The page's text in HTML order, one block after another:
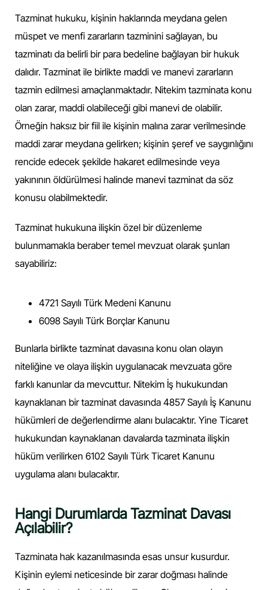
Tazminat hukuku, kişinin haklarında meydana gelen
müspet ve menfi zararların tazminini sağlayan, bu
tazminatı da belirli bir para bedeline bağlayan bir hukuk
dalıdır. Tazminat ile birlikte maddi ve manevi zararların
tazmin edilmesi amaçlanmaktadır. Nitekim tazminata konu
olan zarar, maddi olabileceği gibi manevi de olabilir.
Örneğin haksız bir fiil ile kişinin malına zarar verilmesinde
maddi zarar meydana gelirken; kişinin şeref ve saygınlığını
rencide edecek şekilde hakaret edilmesinde veya
yakınının öldürülmesi halinde manevi tazminat da söz
konusu olabilmektedir.
Tazminat hukukuna ilişkin özel bir düzenleme
bulunmamakla beraber temel mevzuat olarak şunları
sayabiliriz:
4721 Sayılı Türk Medeni Kanunu
6098 Sayılı Türk Borçlar Kanunu
Bunlarla birlikte tazminat davasına konu olan olayın
niteliğine ve olaya ilişkin uygulanacak mevzuata göre
farklı kanunlar da mevcuttur. Nitekim İş hukukundan
kaynaklanan bir tazminat davasında 4857 Sayılı İş Kanunu
hükümleri de değerlendirme alanı bulacaktır. Yine Ticaret
hukukundan kaynaklanan davalarda tazminata ilişkin
hüküm verilirken 6102 Sayılı Türk Ticaret Kanunu
uygulama alanı bulacaktır.
Hangi Durumlarda Tazminat Davası
Açılabilir?
Tazminata hak kazanılmasında esas unsur kusurdur.
Kişinin eylemi neticesinde bir zarar doğması halinde